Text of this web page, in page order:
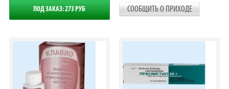
ПОД ЗАКАЗ: 273 РУБ СООБЩИТЬ О ПРИХОДЕ